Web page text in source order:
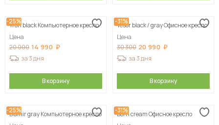
-25%
Tron black Компьютерное кресло
Цена
20 000 14 990
за 3 дня
В корзину
-31%
Tesor black / gray Офисное кресло
Цена
30 300 20 990
за 3 дня
В корзину
-25%
Damir gray Компьютерное кресло
-31%
Born сream Офисное кресло